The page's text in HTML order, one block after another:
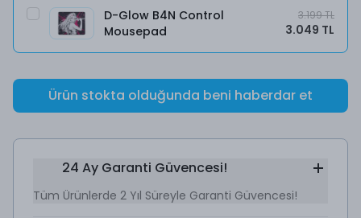
D-Glow B4N Control
Mousepad
3.199 TL
3.049 TL
Ürün stokta olduğunda beni haberdar et
24 Ay Garanti Güvencesi!
Tüm Ürünlerde 2 Yıl Süreyle Garanti Güvencesi!